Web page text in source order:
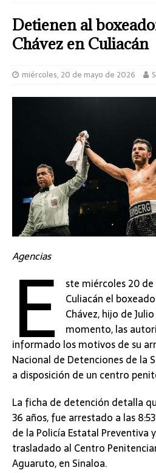
Detienen al
Chávez en Culiacán
miércoles, 20 de mayo de 2026
Agencias
E ste miércoles 20
Culiacán el
Chávez, hijo de
momento, las
informado los motivos de su
Nacional de Detenciones de la
a disposición de un centro
La ficha de detención detalla
36 años, fue arrestado a las
de la Policía Estatal Preventiva
trasladado al Centro
Aguaruto, en Sinaloa.